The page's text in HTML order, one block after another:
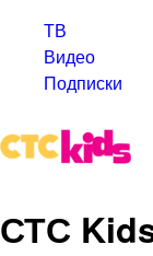
ТВ
Видео
Подписки
СТС